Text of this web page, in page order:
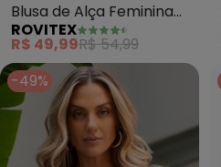
Blusa de Alça Feminina
Básica (Preto)
ROVITEX
R$ 49,99R$ 54,99
-49%